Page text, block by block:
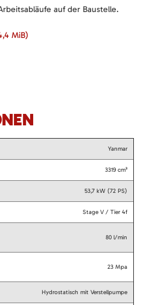
auf der Baustelle.
MiB)
Yanmar
3319 cm³
53,7 kW (72 PS)
Stage V / Tier 4f
80 l/min
23 Mpa
Hydrostatisch mit Verstellpumpe